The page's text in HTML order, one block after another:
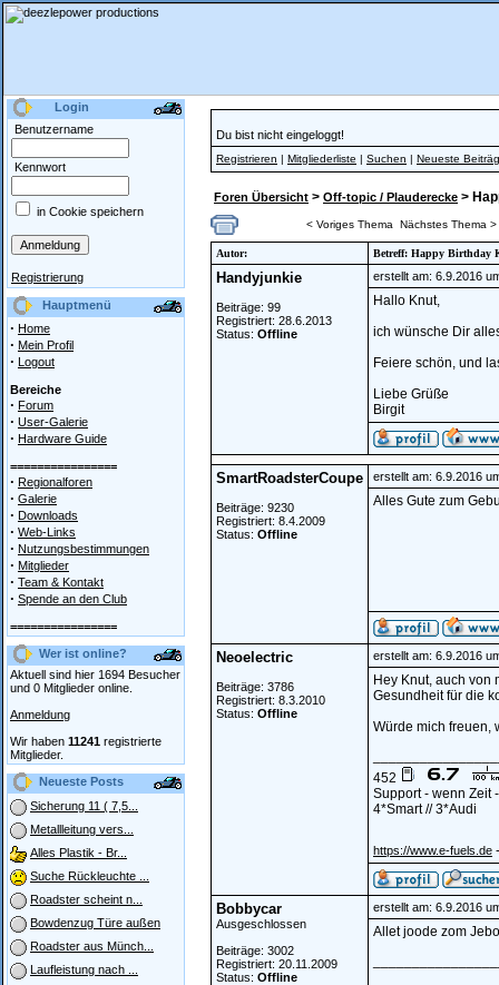
Login
Benutzername
Kennwort
in Cookie speichern
Registrierung
Hauptmenü
· Home
· Mein Profil
· Logout
Bereiche
· Forum
· User-Galerie
· Hardware Guide
================
· Regionalforen
· Galerie
· Downloads
· Web-Links
· Nutzungsbestimmungen
· Mitglieder
· Team & Kontakt
· Spende an den Club
================
Wer ist online?
Aktuell sind hier 1694 Besucher
und 0 Mitglieder online.
Anmeldung
Wir haben 11241 registrierte
Mitglieder.
Neueste Posts
Sicherung 11 ( 7,5...
Metallleitung vers...
Alles Plastik - Br...
Suche Rückleuchte ...
Roadster scheint n...
Bowdenzug Türe außen
Roadster aus Münch...
Laufleistung nach ...
Du bist nicht eingeloggt!
Registrieren | Mitgliederliste | Suchen | Neueste
Foren Übersicht > Off-topic / Plauderecke >
< Voriges Thema Nächstes Thema >
Autor: Betreff: Happy Birthday
Handyjunkie
Beiträge: 99
Registriert: 28.6.2013
Status: Offline
erstellt am: 6.9.2016
Hallo Knut,
ich wünsche Dir
Feiere schön, und
Liebe Grüße
Birgit
SmartRoadsterCoupe
Beiträge: 9230
Registriert: 8.4.2009
Status: Offline
erstellt am: 6.9.2016
Alles Gute zum
Neoelectric
Beiträge: 3786
Registriert: 8.3.2010
Status: Offline
erstellt am: 6.9.2016
Hey Knut, auch von
Gesundheit für die
Würde mich freuen,
452
Support - wenn Zeit
4*Smart // 3*Audi
https://www.e-fuels.de
Bobbycar
Ausgeschlossen
Beiträge: 3002
Registriert: 20.11.2009
Status: Offline
erstellt am: 6.9.2016
Allet joode zom